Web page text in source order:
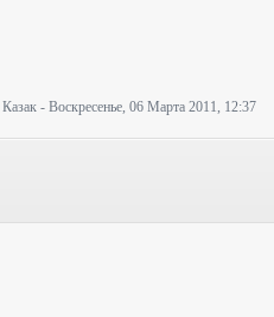
Казак - Воскресенье, 06 Марта 2011, 12:37